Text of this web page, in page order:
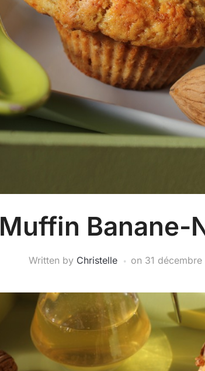
Muffin Banane-
Written by Christelle on 31 décembre